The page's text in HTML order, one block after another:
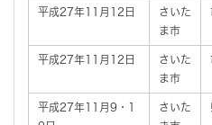
平成27年11月12日
さいた
ま市
平成27年11月12日
さいた
ま市
平成27年11月9・1
さいた